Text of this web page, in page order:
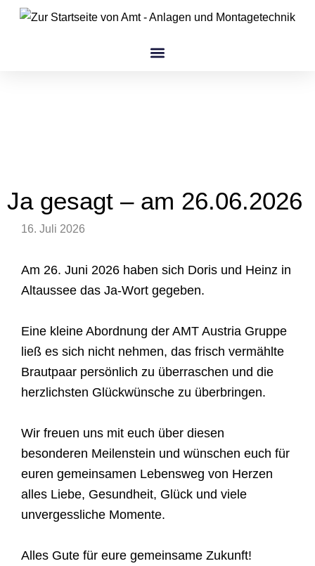
Zum
Ja gesagt – am 26.06.2026
16. Juli 2026
Am 26. Juni 2026 haben sich Doris und Heinz in
Altaussee das Ja-Wort gegeben.
Eine kleine Abordnung der AMT Austria Gruppe
ließ es sich nicht nehmen, das frisch vermählte
Brautpaar persönlich zu überraschen und die
herzlichsten Glückwünsche zu überbringen.
Wir freuen uns mit euch über diesen
besonderen Meilenstein und wünschen euch für
euren gemeinsamen Lebensweg von Herzen
alles Liebe, Gesundheit, Glück und viele
unvergessliche Momente.
Alles Gute für eure gemeinsame Zukunft!